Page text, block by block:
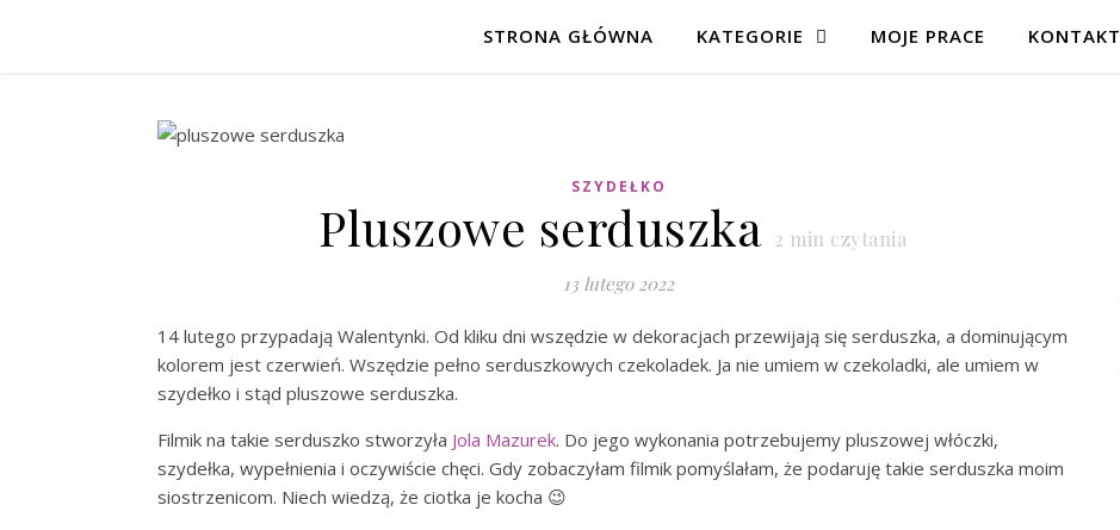
STRONA GŁÓWNA KATEGORIE MOJE PRACE KONTAKT
SZYDEŁKO
Pluszowe serduszka 2 min czytania
13 lutego 2022
14 lutego przypadają Walentynki. Od kliku dni wszędzie w dekoracjach przewijają się serduszka, a dominującym
kolorem jest czerwień. Wszędzie pełno serduszkowych czekoladek. Ja nie umiem w czekoladki, ale umiem w
szydełko i stąd pluszowe serduszka.
Filmik na takie serduszko stworzyła Jola Mazurek. Do jego wykonania potrzebujemy pluszowej włóczki,
szydełka, wypełnienia i oczywiście chęci. Gdy zobaczyłam filmik pomyślałam, że podaruję takie serduszka moim
siostrzenicom. Niech wiedzą, że ciotka je kocha 😉